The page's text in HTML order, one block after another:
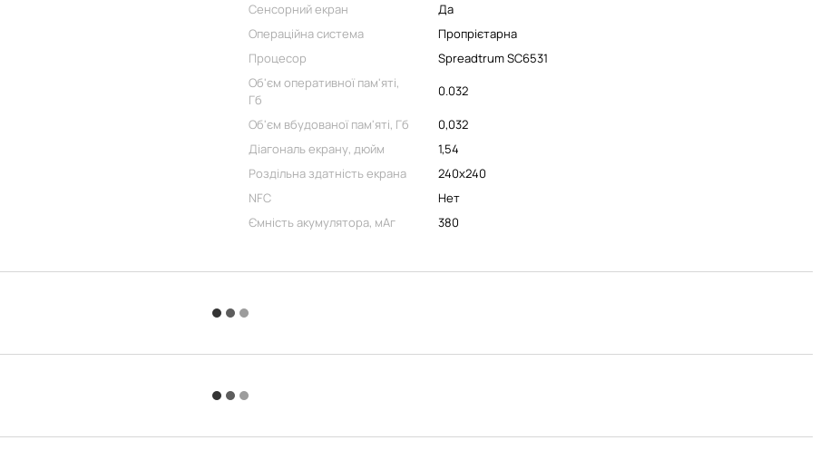
Сенсорний екран
Да
Операційна система
Пропрієтарна
Процесор
Spreadtrum SC6531
Об'єм оперативної пам'яті,
Гб
0.032
Об'єм вбудованої пам'яті, Гб
0,032
Діагональ екрану, дюйм
1,54
Роздільна здатність екрана
240x240
NFC
Нет
Ємність акумулятора, мАг
380